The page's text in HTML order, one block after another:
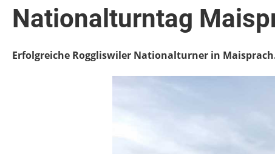
Nationalturntag
Erfolgreiche Roggliswiler Nationalturner in